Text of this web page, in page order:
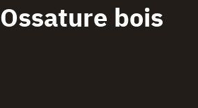
Ossature bois